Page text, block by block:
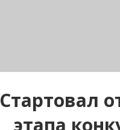
Стартовал
этапа